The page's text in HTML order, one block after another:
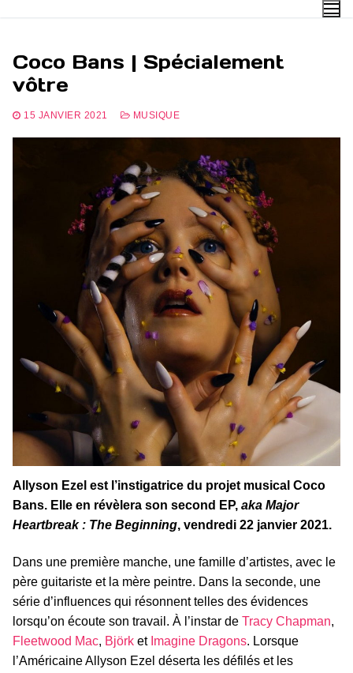
Coco Bans | Spécialement
vôtre
15 JANVIER 2021 MUSIQUE
Allyson Ezel est l’instigatrice du projet musical Coco
Bans. Elle en révèlera son second EP, aka Major
Heartbreak : The Beginning, vendredi 22 janvier 2021.
Dans une première manche, une famille d’artistes, avec le
père guitariste et la mère peintre. Dans la seconde, une
série d’influences qui résonnent telles des évidences
lorsqu’on écoute son travail. À l’instar de Tracy Chapman,
Fleetwood Mac, Björk et Imagine Dragons. Lorsque
l’Américaine Allyson Ezel déserta les défilés et les